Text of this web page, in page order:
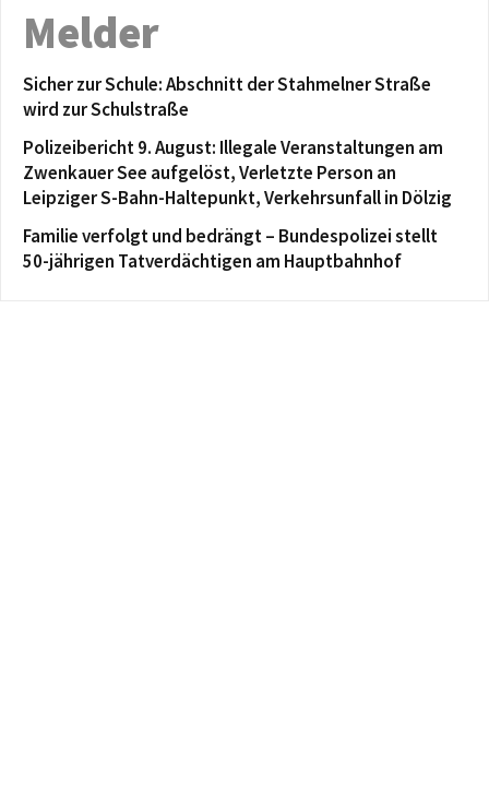
Melder
Sicher zur Schule: Abschnitt der Stahmelner Straße
wird zur Schulstraße
Polizeibericht 9. August: Illegale Veranstaltungen am
Zwenkauer See aufgelöst, Verletzte Person an
Leipziger S-Bahn-Haltepunkt, Verkehrsunfall in Dölzig
Familie verfolgt und bedrängt – Bundespolizei stellt
50-jährigen Tatverdächtigen am Hauptbahnhof